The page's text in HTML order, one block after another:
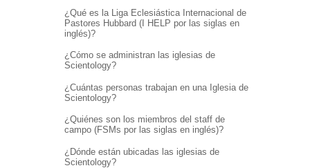
¿Qué es la Liga Eclesiástica Internacional de
Pastores Hubbard (I HELP por las siglas en
inglés)?
¿Cómo se administran las iglesias de
Scientology?
¿Cuántas personas trabajan en una Iglesia de
Scientology?
¿Quiénes son los miembros del staff de
campo (FSMs por las siglas en inglés)?
¿Dónde están ubicadas las iglesias de
Scientology?